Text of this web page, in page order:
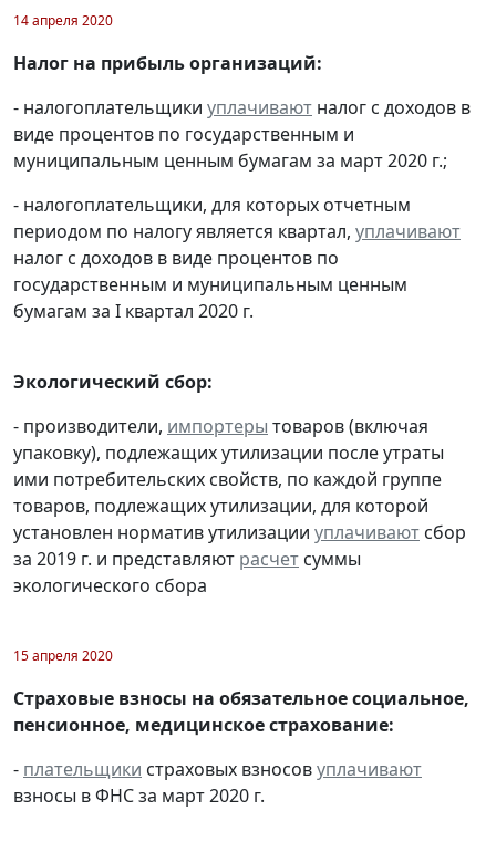
14 апреля 2020
Налог на прибыль организаций:
- налогоплательщики уплачивают налог с доходов в
виде процентов по государственным и
муниципальным ценным бумагам за март 2020 г.;
- налогоплательщики, для которых отчетным
периодом по налогу является квартал, уплачивают
налог с доходов в виде процентов по
государственным и муниципальным ценным
бумагам за I квартал 2020 г.
Экологический сбор:
- производители, импортеры товаров (включая
упаковку), подлежащих утилизации после утраты
ими потребительских свойств, по каждой группе
товаров, подлежащих утилизации, для которой
установлен норматив утилизации уплачивают сбор
за 2019 г. и представляют расчет суммы
экологического сбора
15 апреля 2020
Страховые взносы на обязательное социальное,
пенсионное, медицинское страхование:
- плательщики страховых взносовуплачивают
взносы в ФНС за март 2020 г.